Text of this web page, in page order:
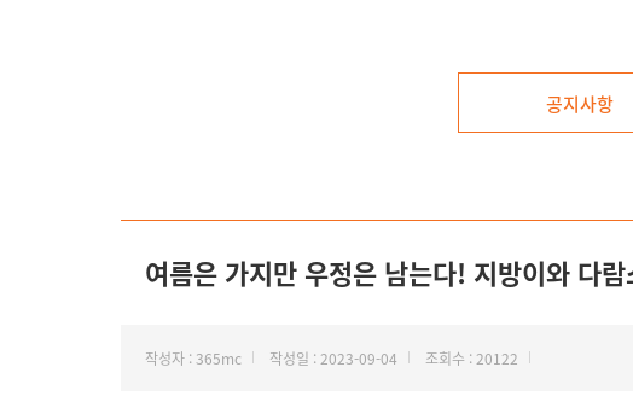
공지사항
여름은 가지만 우정은 남는다! 지방이와 다
작성자 : 365mc 작성일 : 2023-09-04 조회수 : 20122